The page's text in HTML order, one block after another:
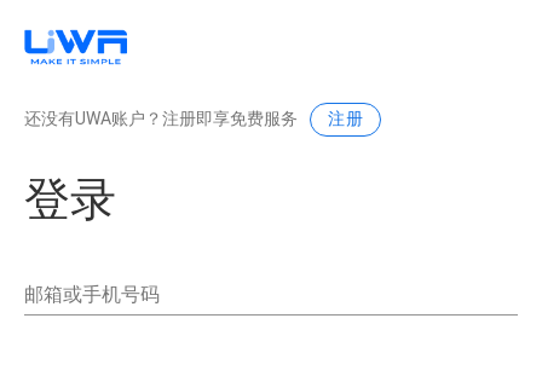
还没有UWA账户？注册即享免费服务 注册
登录
邮箱或手机号码